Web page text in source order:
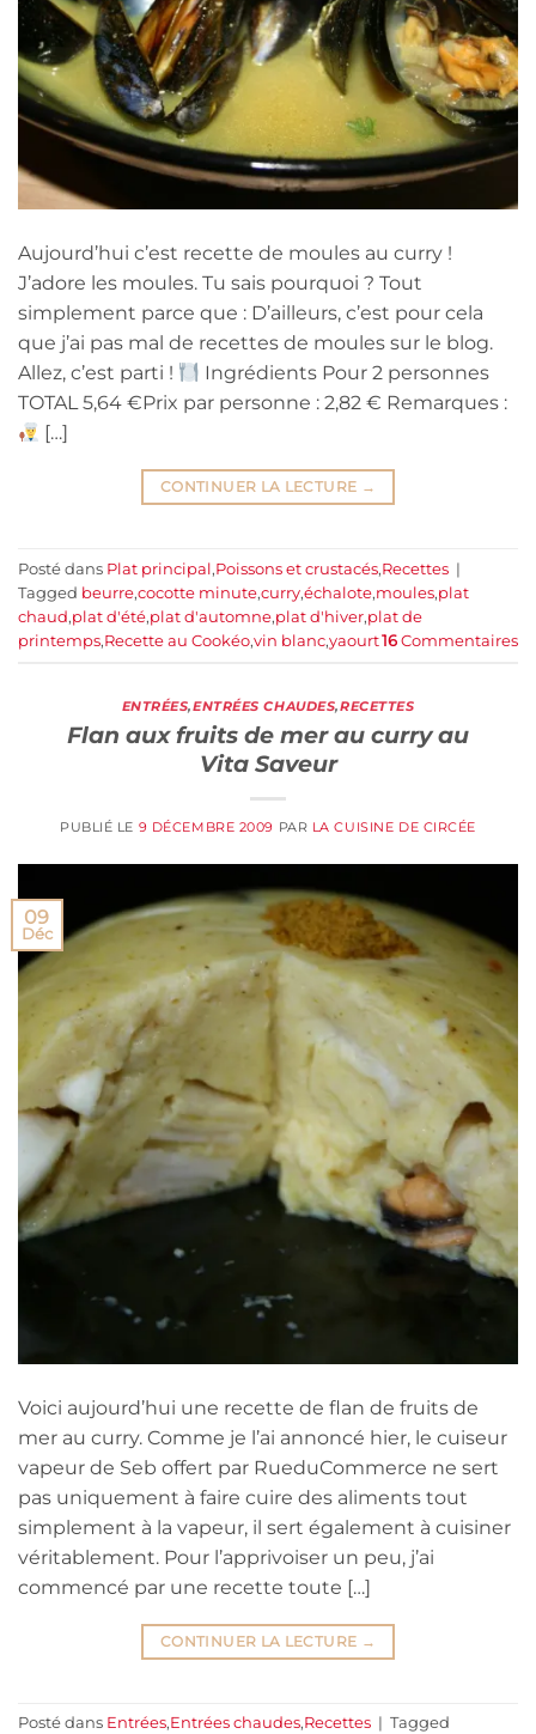
Aujourd’hui c’est recette de moules au curry !
J’adore les moules. Tu sais pourquoi ? Tout
simplement parce que : D’ailleurs, c’est pour cela
que j’ai pas mal de recettes de moules sur le blog.
Allez, c’est parti !
Ingrédients Pour 2 personnes
TOTAL 5,64 €Prix par personne : 2,82 € Remarques :
[…]
CONTINUER LA LECTURE →
Posté dans Plat principal,Poissons et crustacés,Recettes |
Tagged beurre,cocotte minute,curry,échalote,moules,plat
chaud,plat d'été,plat d'automne,plat d'hiver,plat de
printemps,Recette au Cookéo,vin blanc,yaourt16 Commentaires
ENTRÉES,ENTRÉES CHAUDES,RECETTES
Flan aux fruits de mer au curry au
Vita Saveur
PUBLIÉ LE 9 DÉCEMBRE 2009 PAR LA CUISINE DE CIRCÉE
09
Déc
Voici aujourd’hui une recette de flan de fruits de
mer au curry. Comme je l’ai annoncé hier, le cuiseur
vapeur de Seb offert par RueduCommerce ne sert
pas uniquement à faire cuire des aliments tout
simplement à la vapeur, il sert également à cuisiner
véritablement. Pour l’apprivoiser un peu, j’ai
commencé par une recette toute […]
CONTINUER LA LECTURE →
Posté dans Entrées,Entrées chaudes,Recettes | Tagged